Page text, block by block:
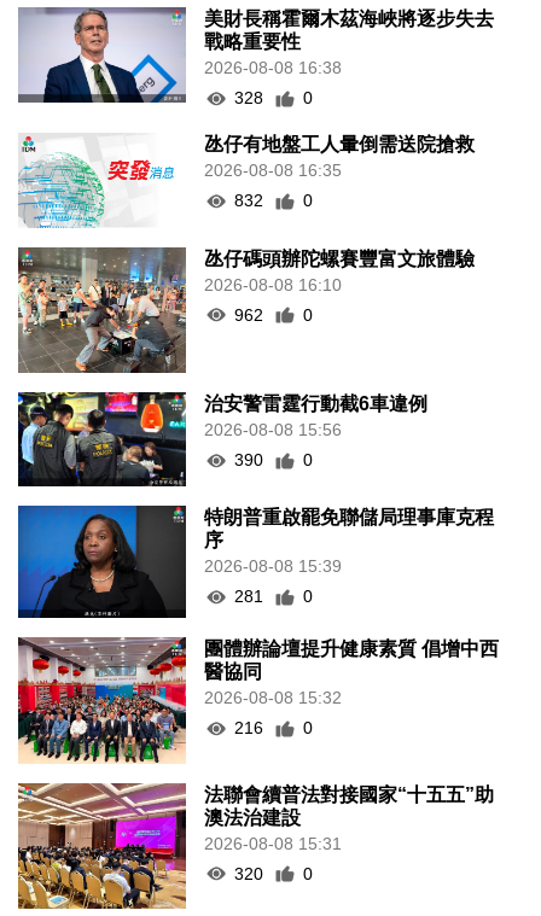
美財長稱霍爾木茲海峽將逐步失去
戰略重要性
2026-08-08 16:38
328
0
氹仔有地盤工人暈倒需送院搶救
2026-08-08 16:35
832
0
氹仔碼頭辦陀螺賽豐富文旅體驗
2026-08-08 16:10
962
0
治安警雷霆行動截6車違例
2026-08-08 15:56
390
0
特朗普重啟罷免聯儲局理事庫克程
序
2026-08-08 15:39
281
0
團體辦論壇提升健康素質 倡增中西
醫協同
2026-08-08 15:32
216
0
法聯會續普法對接國家“十五五”助
澳法治建設
2026-08-08 15:31
320
0